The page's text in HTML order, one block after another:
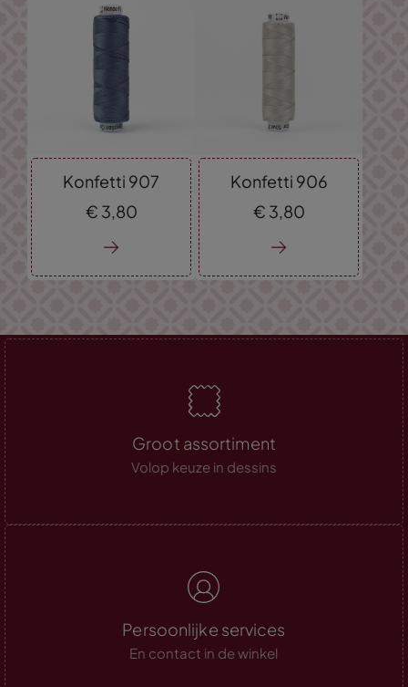
Konfetti 907
€ 3, 80
Konfetti 906
€ 3, 80
Groot assortiment
Volop keuze in dessins
Persoonlijke services
En contact in de winkel